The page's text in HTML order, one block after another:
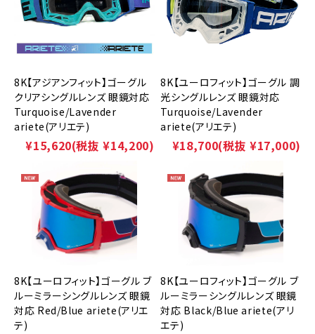
8K【アジアンフィット】ゴーグル
クリアシングルレンズ 眼鏡対応
Turquoise/Lavender
ariete(アリエテ)
¥15,620(税抜 ¥14,200)
8K【ユーロフィット】ゴーグル 調
光シングルレンズ 眼鏡対応
Turquoise/Lavender
ariete(アリエテ)
¥18,700(税抜 ¥17,000)
8K【ユーロフィット】ゴーグル ブ
ルーミラーシングルレンズ 眼鏡
対応 Red/Blue ariete(アリエ
テ)
8K【ユーロフィット】ゴーグル ブ
ルーミラーシングルレンズ 眼鏡
対応 Black/Blue ariete(アリ
エテ)